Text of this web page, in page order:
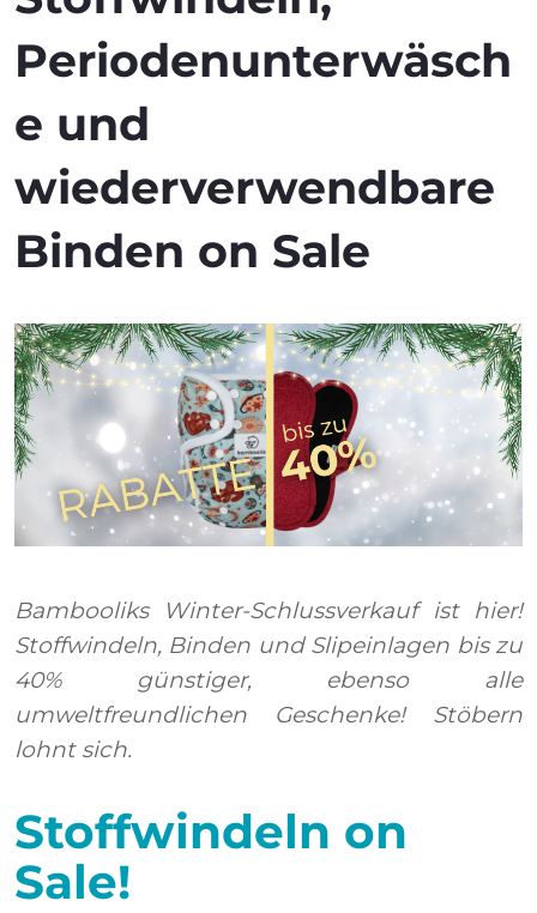
Periodenunterwäsch
e und
wiederverwendbare
Binden on Sale
Bambooliks Winter-Schlussverkauf ist hier!
Stoffwindeln, Binden und Slipeinlagen bis zu
40% günstiger, ebenso alle
umweltfreundlichen Geschenke! Stöbern
lohnt sich.
Stoffwindeln on
Sale!